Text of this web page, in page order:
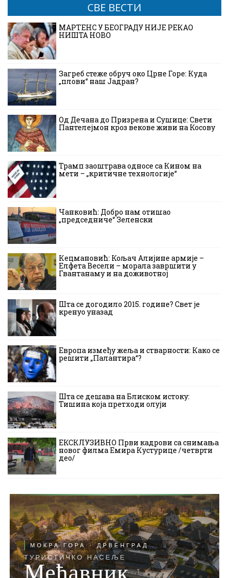
СВЕ ВЕСТИ
МАРТЕНС У БЕОГРАДУ НИЈЕ РЕКАО
НИШТА НОВО
Загреб стеже обруч око Црне Горе: Куда
„плови“ наш Јадран?
Од Дечана до Призрена и Сушице: Свети
Пантелејмон кроз векове живи на Косову
Трамп заоштрава односе са Кином на
мети – „критичне технологије“
Чанковић: Добро нам отишао
„председниче“ Зеленски
Кецмановић: Кољач Алијине армије –
Елфета Весели – морала завршити у
Гвантанаму и на доживотној
Шта се догодило 2015. године? Свет је
кренуо уназад
Европа између жеља и стварности: Како се
решити „Палантира“?
Шта се дешава на Блиском истоку:
Тишина која претходи олуји
ЕКСКЛУЗИВНО Први кадрови са снимања
новог филма Емира Кустурице /четврти
део/